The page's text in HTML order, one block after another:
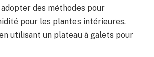
des méthodes pour
pour les plantes intérieures.
utilisant un plateau à galets pour